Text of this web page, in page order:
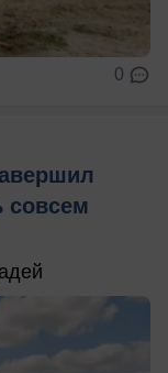
0
совсем